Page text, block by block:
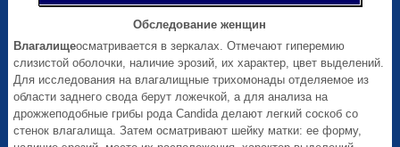
Обследование женщин
Влагалищеосматривается в зеркалах. Отмечают гиперемию
слизистой оболочки, наличие эрозий, их характер, цвет выделений.
Для исследования на влагалищные трихомонады отделяемое из
области заднего свода берут ложечкой, а для анализа на
дрожжеподобные грибы рода Candida делают легкий соскоб со
стенок влагалища. Затем осматривают шейку матки: ее форму,